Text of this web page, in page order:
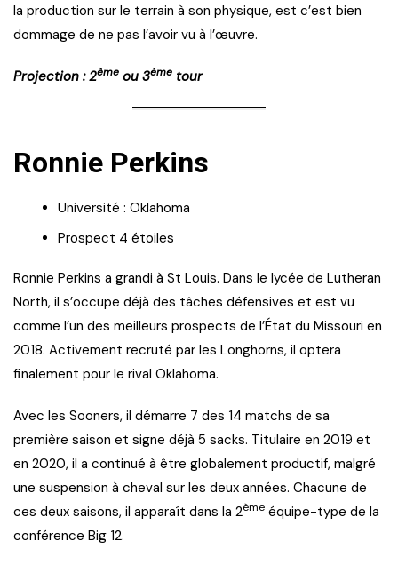
la production sur le terrain à son physique, est c’est bien
dommage de ne pas l’avoir vu à l’œuvre.
Projection : 2ème ou 3ème tour
Ronnie Perkins
Université : Oklahoma
Prospect 4 étoiles
Ronnie Perkins a grandi à St Louis. Dans le lycée de Lutheran
North, il s’occupe déjà des tâches défensives et est vu
comme l’un des meilleurs prospects de l’État du Missouri en
2018. Activement recruté par les Longhorns, il optera
finalement pour le rival Oklahoma.
Avec les Sooners, il démarre 7 des 14 matchs de sa
première saison et signe déjà 5 sacks. Titulaire en 2019 et
en 2020, il a continué à être globalement productif, malgré
une suspension à cheval sur les deux années. Chacune de
ces deux saisons, il apparaît dans la 2ème équipe-type de la
conférence Big 12.